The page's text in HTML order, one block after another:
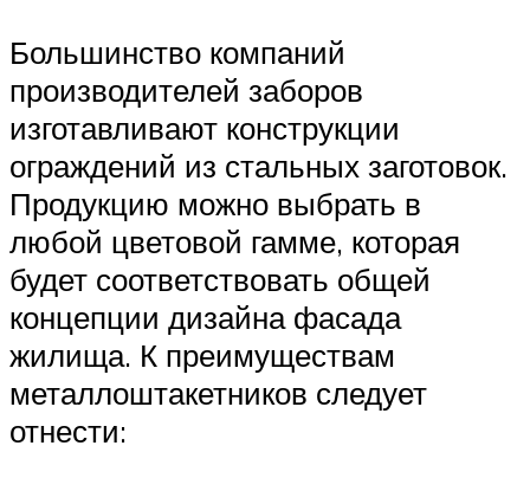
Большинство компаний
производителей заборов
изготавливают конструкции
ограждений из стальных заготовок.
Продукцию можно выбрать в
любой цветовой гамме, которая
будет соответствовать общей
концепции дизайна фасада
жилища. К преимуществам
металлоштакетников следует
отнести: